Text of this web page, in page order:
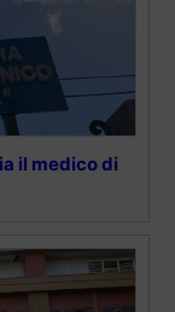
il medico di